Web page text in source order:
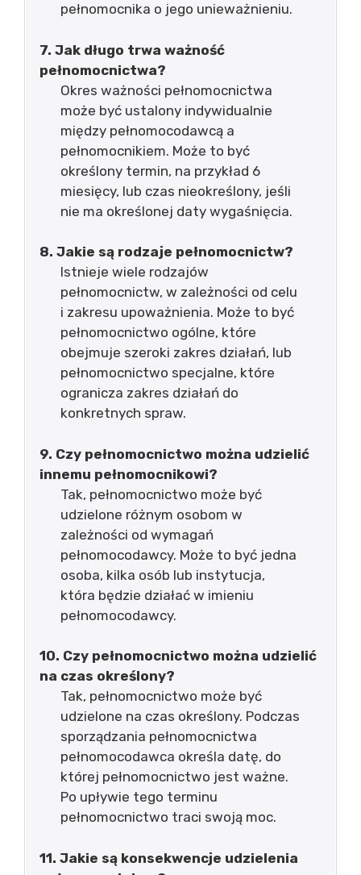
pełnomocnika o jego unieważnieniu.
7. Jak długo trwa ważność
pełnomocnictwa?
Okres ważności pełnomocnictwa
może być ustalony indywidualnie
między pełnomocodawcą a
pełnomocnikiem. Może to być
określony termin, na przykład 6
miesięcy, lub czas nieokreślony, jeśli
nie ma określonej daty wygaśnięcia.
8. Jakie są rodzaje pełnomocnictw?
Istnieje wiele rodzajów
pełnomocnictw, w zależności od celu
i zakresu upoważnienia. Może to być
pełnomocnictwo ogólne, które
obejmuje szeroki zakres działań, lub
pełnomocnictwo specjalne, które
ogranicza zakres działań do
konkretnych spraw.
9. Czy pełnomocnictwo można udzielić
innemu pełnomocnikowi?
Tak, pełnomocnictwo może być
udzielone różnym osobom w
zależności od wymagań
pełnomocodawcy. Może to być jedna
osoba, kilka osób lub instytucja,
która będzie działać w imieniu
pełnomocodawcy.
10. Czy pełnomocnictwo można udzielić
na czas określony?
Tak, pełnomocnictwo może być
udzielone na czas określony. Podczas
sporządzania pełnomocnictwa
pełnomocodawca określa datę, do
której pełnomocnictwo jest ważne.
Po upływie tego terminu
pełnomocnictwo traci swoją moc.
11. Jakie są konsekwencje udzielenia